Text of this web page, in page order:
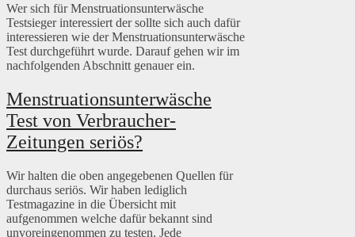
Wer sich für Menstruationsunterwäsche
Testsieger interessiert der sollte sich auch dafür
interessieren wie der Menstruationsunterwäsche
Test durchgeführt wurde. Darauf gehen wir im
nachfolgenden Abschnitt genauer ein.
Menstruationsunterwäsche
Test von Verbraucher-
Zeitungen seriös?
Wir halten die oben angegebenen Quellen für
durchaus seriös. Wir haben lediglich
Testmagazine in die Übersicht mit
aufgenommen welche dafür bekannt sind
unvoreingenommen zu testen. Jede